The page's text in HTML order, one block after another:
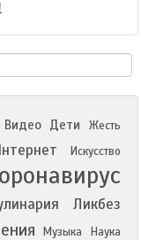
Видео Дети
Жесть
Искусство
Ликбез
Музыка Наука